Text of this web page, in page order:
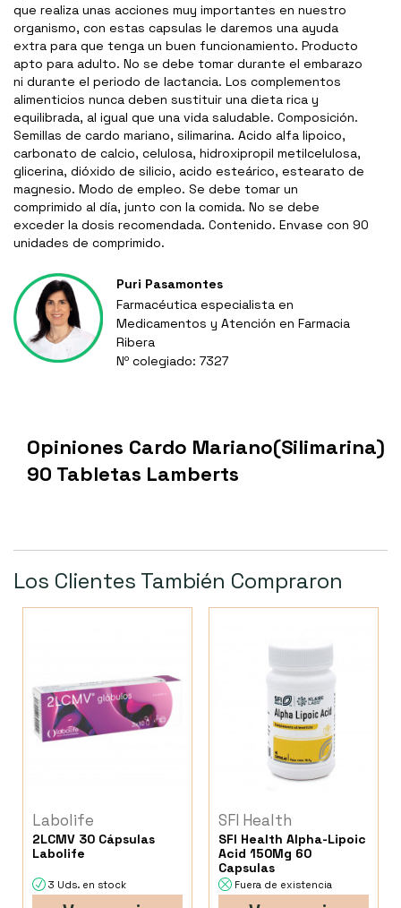
que realiza unas acciones muy importantes en nuestro
organismo, con estas capsulas le daremos una ayuda
extra para que tenga un buen funcionamiento. Producto
apto para adulto. No se debe tomar durante el embarazo
ni durante el periodo de lactancia. Los complementos
alimenticios nunca deben sustituir una dieta rica y
equilibrada, al igual que una vida saludable. Composición.
Semillas de cardo mariano, silimarina. Acido alfa lipoico,
carbonato de calcio, celulosa, hidroxipropil metilcelulosa,
glicerina, dióxido de silicio, acido esteárico, estearato de
magnesio. Modo de empleo. Se debe tomar un
comprimido al día, junto con la comida. No se debe
exceder la dosis recomendada. Contenido. Envase con 90
unidades de comprimido.
Puri Pasamontes
Farmacéutica especialista en
Medicamentos y Atención en Farmacia
Ribera
Nº colegiado: 7327
Opiniones Cardo Mariano(Silimarina)
90 Tabletas Lamberts
Los Clientes También Compraron
Labolife
2LCMV 30 Cápsulas
Labolife
3 Uds. en stock
SFI Health
SFI Health Alpha-Lipoic
Acid 150Mg 60
Capsulas
Fuera de existencia